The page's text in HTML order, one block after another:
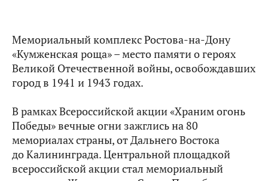
Мемориальный комплекс Ростова-на-Дону
«Кумженская роща» – место памяти о героях
Великой Отечественной войны, освобождавших
город в 1941 и 1943 годах.
В рамках Всероссийской акции «Храним огонь
Победы» вечные огни зажглись на 80
мемориалах страны, от Дальнего Востока
до Калининграда. Центральной площадкой
всероссийской акции стал мемориальный